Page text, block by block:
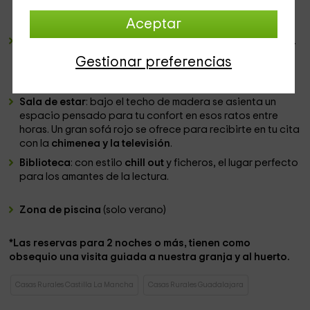
Aceptar
Gestionar preferencias
y alargada mesa de maderahábil para todos los
comensales de la casa.
Cocina: paredes de piedra y muebles de madera blanca.
La cocina nos invita a realizar nuestros mejores platos y
para ello nos regala todos loselectrodomésticos y
Sala de estar: bajo el techo de madera se asienta un
espacio pensado para tu confort en esos ratos entre
horas. Un gran sofá rojo se ofrece para recibirte en tu cita
con la chimenea y la televisión.
Biblioteca: con estilo chill out y ficheros, el lugar perfecto
para los amantes de la lectura.
Zona de piscina (solo verano)
*Las reservas para 2 noches o más, tienen como
obsequio una visita guiada a nuestra granja y al huerto.
Casas Rurales Castilla La Mancha Casas Rurales Guadalajara